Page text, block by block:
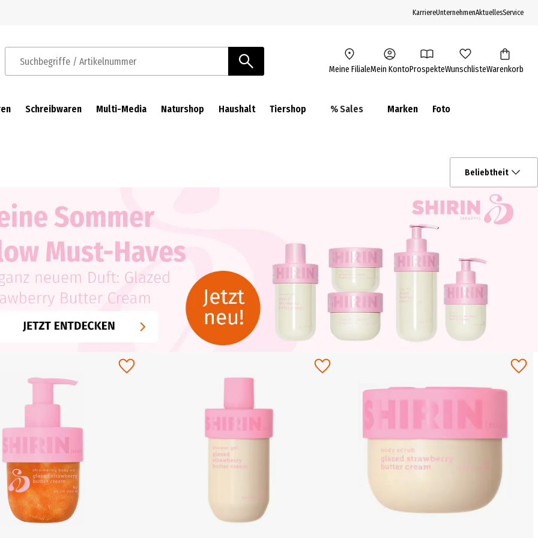
KarriereUnternehmenAktuellesService
Suchbegriffe / Artikelnummer Meine FilialeMein KontoProspekteWunschlisteWarenkorb
Schreibwaren Multi-Media Naturshop Haushalt Tiershop % Sales Marken Foto
Beliebtheit